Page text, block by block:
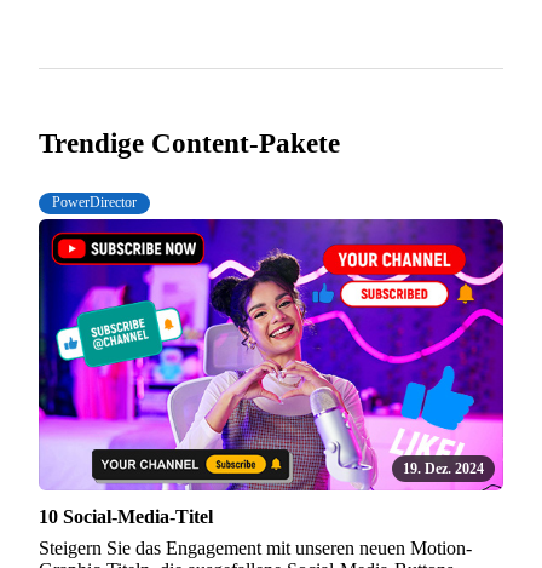
Trendige Content-Pakete
PowerDirector
19. Dez. 2024
10 Social-Media-Titel
Steigern Sie das Engagement mit unseren neuen Motion-